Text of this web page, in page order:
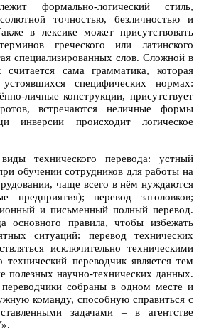
формально-логический стиль,
точностью, безличностью и
в лексике может присутствовать
греческого или латинского
специализированных слов. Сложной в
считается сама грамматика, которая
специфических нормах:
личные конструкции, присутствует
встречаются неличные формы
инверсии происходит логическое
технического перевода: устный
обучении сотрудников для работы на
чаще всего в нём нуждаются
предприятия); перевод заголовков;
и письменный полный перевод.
основного правила, чтобы избежать
ситуаций: перевод технических
исключительно техническими
переводчик является тем
полезных научно-технических данных.
собраны в одном месте и
команду, способную справиться с
задачами – в агентстве